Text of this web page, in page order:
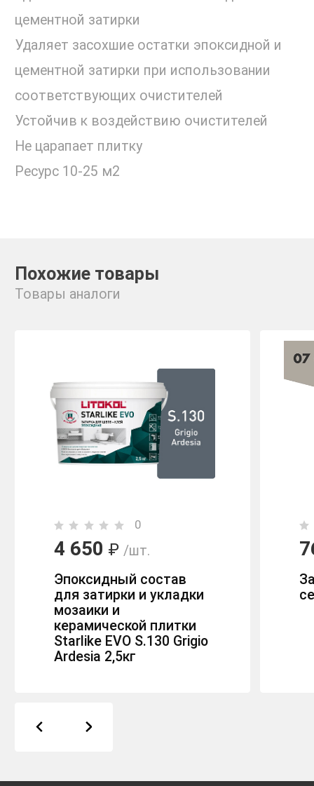
цементной затирки
Удаляет засохшие остатки эпоксидной и
цементной затирки при использовании
соответствующих очистителей
Устойчив к воздействию очистителей
Не царапает плитку
Ресурс 10-25 м2
Похожие товары
Товары аналоги
0
4 650 ₽ /шт.
Эпокcидный состав
для затирки и укладки
мозаики и
керамической плитки
Starlike EVO S.130 Grigio
Ardesia 2,5кг